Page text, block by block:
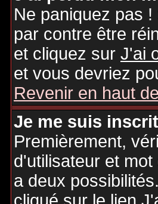
Ne paniquez pas
par contre être
et cliquez surJ'ai
et vous devriez
Revenir en haut
Je me suis
Premièrement,
d'utilisateur et
a deux